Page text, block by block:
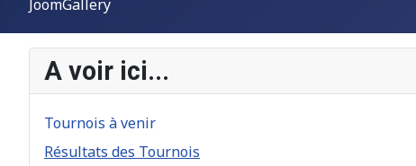
JoomGallery
A voir ici...
Tournois à venir
Résultats des Tournois